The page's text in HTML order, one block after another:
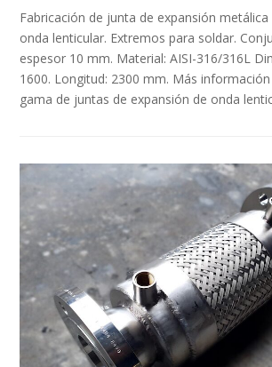
Fabricación de junta de expansión
onda lenticular. Extremos para soldar.
espesor 10 mm. Material: AISI-316/316L
1600. Longitud: 2300 mm. Más
gama de juntas de expansión de onda